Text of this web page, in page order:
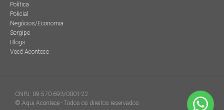
Política
Policial
Negócios/Economia
Sergipe
Blogs
Você Acontece
CNPJ: 09.570.693/0001-22
© Aqui Acontece - Todos os direitos reservados